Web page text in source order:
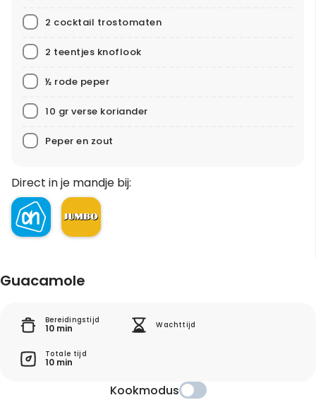
2 cocktail trostomaten
2 teentjes knoflook
½ rode peper
10 gr verse koriander
Peper en zout
Direct in je mandje bij:
Guacamole
Bereidingstijd
10 min Wachttijd
Totale tijd
10 min
Kookmodus